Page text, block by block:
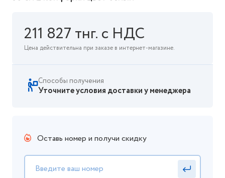
211 827 тнг. с НДС
Цена действительна при заказе в интернет-магазине.
Способы получения
Уточните условия доставки у менеджера
Оставь номер и получи скидку